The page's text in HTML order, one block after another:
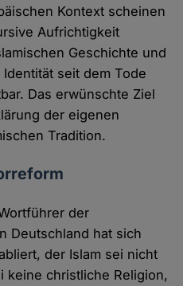
Kontext scheinen
Aufrichtigkeit
Geschichte und
seit dem Tode
Das erwünschte Ziel
der eigenen
Tradition.
der
Deutschland hat sich
der Islam sei nicht
keine christliche Religion,